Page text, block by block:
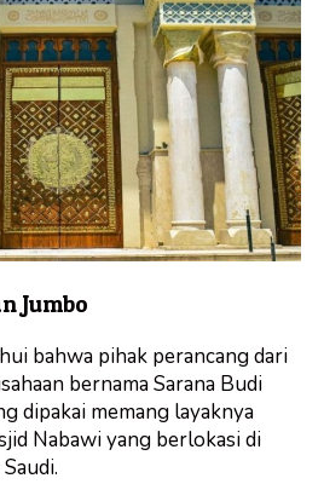
Jumbo
bahwa pihak perancang dari
bernama Sarana Budi
dipakai memang layaknya
Nabawi yang berlokasi di